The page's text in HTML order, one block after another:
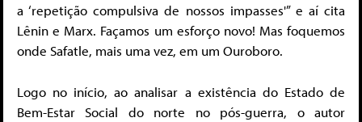
a ‘repetição compulsiva de nossos impasses'” e aí cita
Lênin e Marx. Façamos um esforço novo! Mas foquemos
onde Safatle, mais uma vez, em um Ouroboro.
Logo no início, ao analisar a existência do Estado de
Bem-Estar Social do norte no pós-guerra, o autor